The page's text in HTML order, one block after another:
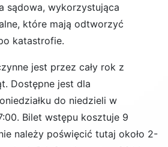
sądowa, wykorzystująca
które mają odtworzyć
katastrofie.
jest przez cały rok z
Dostępne jest dla
do niedzieli w
Bilet wstępu kosztuje 9
należy poświęcić tutaj około 2-